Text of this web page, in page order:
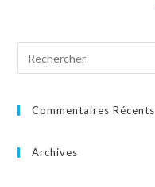
Commentaires Récents
Archives